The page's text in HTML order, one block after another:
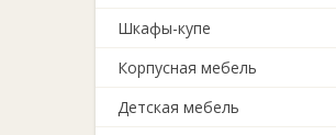
Шкафы-купе
Корпусная мебель
Детская мебель